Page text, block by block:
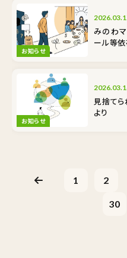
お知らせ
みのわ
ール等
お知らせ
見捨て
より
1 2
30